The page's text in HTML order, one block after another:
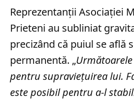
Reprezentanții Asociației
Prieteni au subliniat
precizând că puiul se află
permanentă. „
pentru supraviețuirea lui.
este posibil pentru a-l